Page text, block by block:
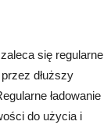
się regularne
dłuższy
ładowanie
do użycia i